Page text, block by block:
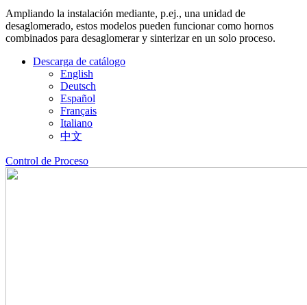
Ampliando la instalación mediante, p.ej., una unidad de
desaglomerado, estos modelos pueden funcionar como hornos
combinados para desaglomerar y sinterizar en un solo proceso.
Descarga de catálogo
English
Deutsch
Español
Français
Italiano
中文
Control de Proceso